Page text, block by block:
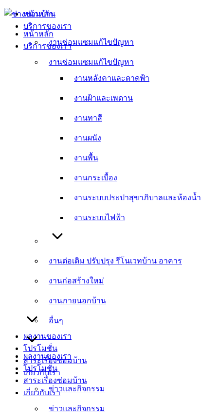
Skip
content
หน้าหลัก
บริการของเรา
งานซ่อมแซมแก้ไขปัญหา
งานหลังคาและดาดฟ้า
งานฝ้าและเพดาน
งานทาสี
งานผนัง
งานพื้น
งานกระเบื้อง
งานระบบประปาสุขาภิบาลและห้องน้ำ
งานระบบไฟฟ้า
งานต่อเติม ปรับปรุง รีโนเวทบ้าน อาคาร
งานก่อสร้างใหม่
งานภายนอกบ้าน
อื่นๆ
ผลงานของเรา
โปรโมชั่น
สาระเรื่องซ่อมบ้าน
เกี่ยวกับเรา
ข่าวและกิจกรรม
หน้าหลัก
บริการของเรา
งานซ่อมแซมแก้ไขปัญหา
งานหลังคาและดาดฟ้า
งานฝ้าและเพดาน
งานทาสี
งานผนัง
งานพื้น
งานกระเบื้อง
งานระบบประปาสุขาภิบาลและห้องน้ำ
งานระบบไฟฟ้า
งานต่อเติม ปรับปรุง รีโนเวทบ้าน อาคาร
งานก่อสร้างใหม่
งานภายนอกบ้าน
อื่นๆ
ผลงานของเรา
โปรโมชั่น
สาระเรื่องซ่อมบ้าน
เกี่ยวกับเรา
ข่าวและกิจกรรม
Q&A คำถามที่พบบ่อย